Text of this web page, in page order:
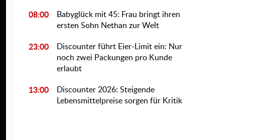
08:00
Babyglück mit 45: Frau bringt ihren
ersten Sohn Nethan zur Welt
23:00
Discounter führt Eier-Limit ein: Nur
noch zwei Packungen pro Kunde
erlaubt
13:00
Discounter 2026: Steigende
Lebensmittelpreise sorgen für Kritik